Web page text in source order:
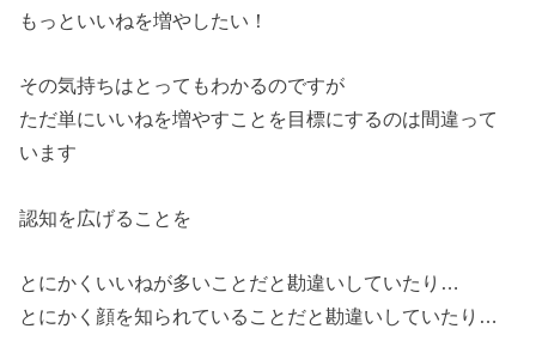
もっといいねを増やしたい！
その気持ちはとってもわかるのですが
ただ単にいいねを増やすことを目標にするのは間違って
います
認知を広げることを
とにかくいいねが多いことだと勘違いしていたり…
とにかく顔を知られていることだと勘違いしていたり…